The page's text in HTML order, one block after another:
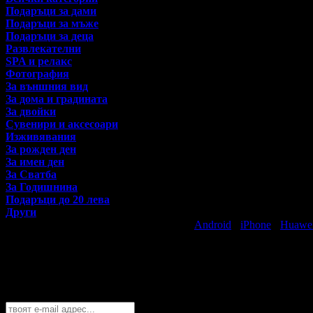
Подаръци за дами
Подаръци за мъже
Подаръци за деца
Развлекателни
SPA и релакс
Фотография
За външния вид
За дома и градината
За двойки
Сувенири и аксесоари
Изживявания
За рожден ден
За имен ден
За Сватба
За Годишнина
Подаръци до 20 лева
Други
Android iPhone